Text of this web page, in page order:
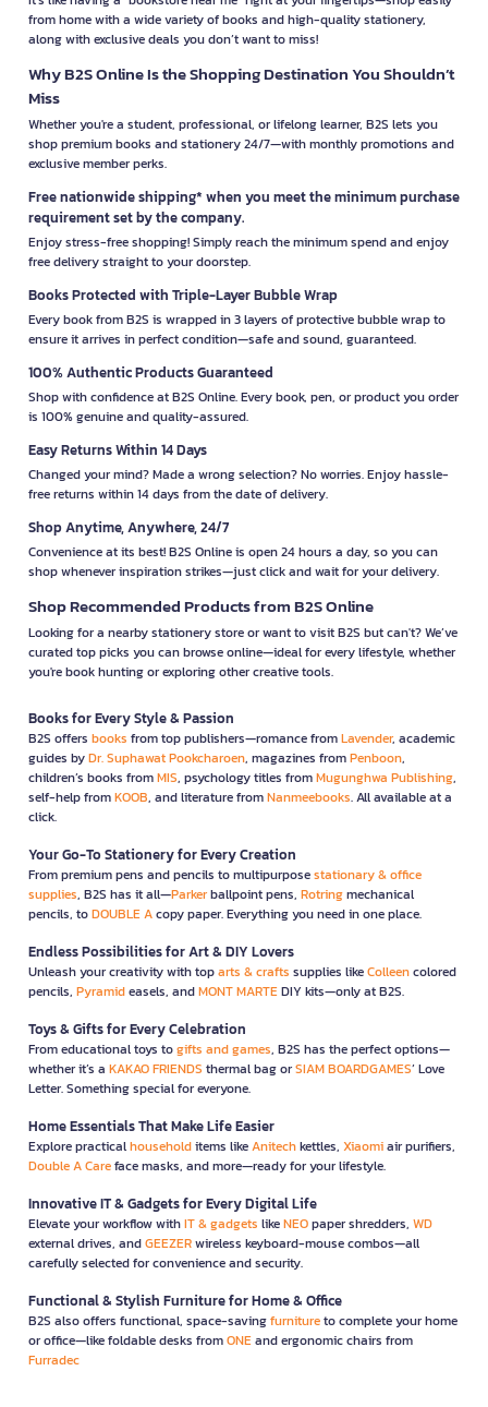
from home with a wide variety of books and high-quality stationery,
along with exclusive deals you don’t want to miss!
Why B2S Online Is the Shopping Destination You Shouldn’t
Miss
Whether you're a student, professional, or lifelong learner, B2S lets you
shop premium books and stationery 24/7—with monthly promotions and
exclusive member perks.
Free nationwide shipping* when you meet the minimum purchase
requirement set by the company.
Enjoy stress-free shopping! Simply reach the minimum spend and enjoy
free delivery straight to your doorstep.
Books Protected with Triple-Layer Bubble Wrap
Every book from B2S is wrapped in 3 layers of protective bubble wrap to
ensure it arrives in perfect condition—safe and sound, guaranteed.
100% Authentic Products Guaranteed
Shop with confidence at B2S Online. Every book, pen, or product you order
is 100% genuine and quality-assured.
Easy Returns Within 14 Days
Changed your mind? Made a wrong selection? No worries. Enjoy hassle-
free returns within 14 days from the date of delivery.
Shop Anytime, Anywhere, 24/7
Convenience at its best! B2S Online is open 24 hours a day, so you can
shop whenever inspiration strikes—just click and wait for your delivery.
Shop Recommended Products from B2S Online
Looking for a nearby stationery store or want to visit B2S but can't? We’ve
curated top picks you can browse online—ideal for every lifestyle, whether
you're book hunting or exploring other creative tools.
Books for Every Style & Passion
B2S offers books from top publishers—romance fromLavender, academic
guides byDr. Suphawat Pookcharoen, magazines fromPenboon,
children’s books fromMIS, psychology titles fromMugunghwa Publishing,
self-help fromKOOB, and literature fromNanmeebooks. All available at a
click.
Your Go-To Stationery for Every Creation
From premium pens and pencils to multipurposestationary & office
supplies, B2S has it all—Parkerballpoint pens, Rotringmechanical
pencils, toDOUBLE Acopy paper. Everything you need in one place.
Endless Possibilities for Art & DIY Lovers
Unleash your creativity with toparts & crafts supplies likeColleencolored
pencils, Pyramideasels, andMONT MARTEDIY kits—only at B2S.
Toys & Gifts for Every Celebration
From educational toys togifts and games, B2S has the perfect options—
whether it’s a KAKAO FRIENDS thermal bag orSIAM BOARDGAMES’ Love
Letter. Something special for everyone.
Home Essentials That Make Life Easier
Explore practicalhouseholditems likeAnitechkettles, Xiaomiair purifiers,
Double A Careface masks, and more—ready for your lifestyle.
Innovative IT & Gadgets for Every Digital Life
Elevate your workflow withIT & gadgets likeNEOpaper shredders, WD
external drives, andGEEZERwireless keyboard-mouse combos—all
carefully selected for convenience and security.
Functional & Stylish Furniture for Home & Office
B2S also offers functional, space-savingfurnitureto complete your home
or office—like foldable desks fromONEand ergonomic chairs from
Furradec